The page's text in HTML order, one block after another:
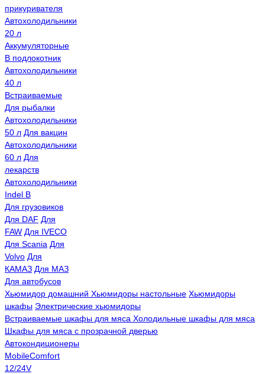
прикуривателя
Автохолодильники
20 л
Аккумуляторные
В подлокотник
Автохолодильники
40 л
Встраиваемые
Для рыбалки
Автохолодильники
50 л Для вакцин
Автохолодильники
60 л Для
лекарств
Автохолодильники
Indel B
Для грузовиков
Для DAF Для
FAW Для IVECO
Для Scania Для
Volvo Для
КАМАЗ Для МАЗ
Для автобусов
Хьюмидор домашний Хьюмидоры настольные Хьюмидоры
шкафы Электрические хьюмидоры
Встраиваемые шкафы для мяса Холодильные шкафы для мяса
Шкафы для мяса с прозрачной дверью
Автокондиционеры
MobileComfort
12/24V